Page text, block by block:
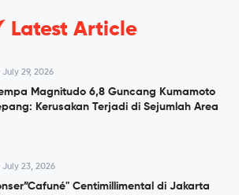
Latest Article
July 29, 2026
Magnitudo 6,8 Guncang Kumamoto
Kerusakan Terjadi di Sejumlah Area
July 23, 2026
Centimillimental di Jakarta